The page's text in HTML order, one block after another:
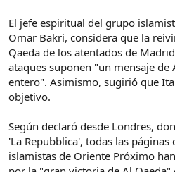
El jefe espiritual del grupo
Omar Bakri, considera que la
Qaeda de los atentados de
ataques suponen "un mensaje
entero". Asimismo, sugirió que
objetivo.
Según declaró desde Londres,
'La Repubblica', todas las
islamistas de Oriente Próximo